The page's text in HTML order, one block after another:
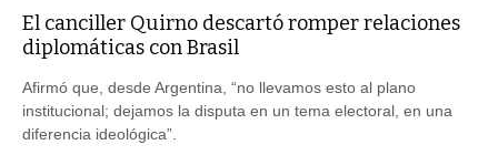
El canciller Quirno descartó romper relaciones
diplomáticas con Brasil
Afirmó que, desde Argentina, “no llevamos esto al plano
institucional; dejamos la disputa en un tema electoral, en una
diferencia ideológica”.